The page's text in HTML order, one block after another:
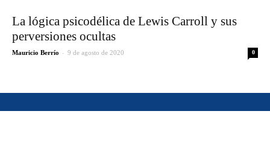
La lógica psicodélica de Lewis Carroll y sus
perversiones ocultas
Mauricio Berrío - 9 de agosto de 2020 0